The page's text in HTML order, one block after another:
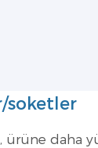
soketler
daha